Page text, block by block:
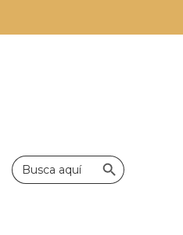
Buscar: Botón de